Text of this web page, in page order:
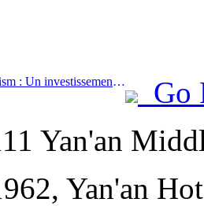
Prev:Huangshan Tourism : Un investissement de 530 millions de yuans est prévu pour la rénovation des hôtels.
Go
Yan'an
Yan'an